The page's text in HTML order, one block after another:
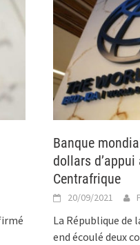
Banque
dollars
Centrafrique
20/09/2021
La République de
end écoulé deux